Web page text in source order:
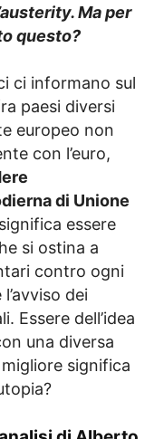
Ma per
questo?
ci informano sul
paesi diversi
europeo non
con l’euro,
di Unione
essere
si ostina a
contro ogni
dei
Essere dell’idea
una diversa
significa